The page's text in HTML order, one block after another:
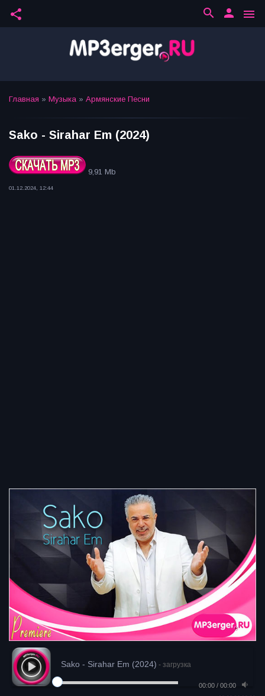
share menu
person
search
Главная » Музыка » Армянские Песни
Sako - Sirahar Em (2024)
9,91 Mb
01.12.2024, 12:44
Sako - Sirahar Em (2024) - загрузка
00:00 / 00:00